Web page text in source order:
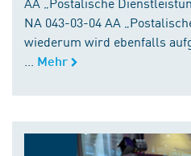
NA 043-03-04 AA
wiederum wird ebenfalls
Mehr